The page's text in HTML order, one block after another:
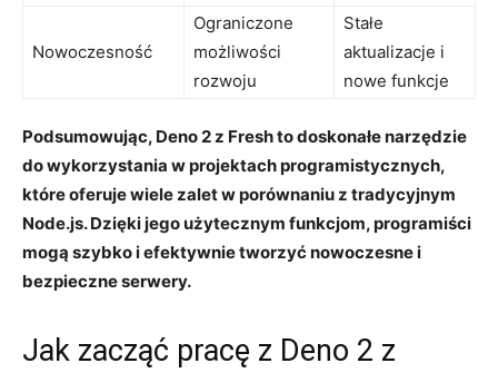
Nowoczesność
Ograniczone ​
możliwości
rozwoju
Stałe
aktualizacje i⁢
nowe funkcje
Podsumowując, Deno ‌2 z Fresh‌ to doskonałe narzędzie
do ‌wykorzystania w projektach programistycznych,
które oferuje wiele zalet ⁣w porównaniu z ​tradycyjnym
Node.js. Dzięki jego ⁣użytecznym funkcjom, programiści
‌mogą szybko i ⁤efektywnie tworzyć nowoczesne i
⁤bezpieczne‍ serwery.
Jak ⁣zacząć pracę ‍z Deno 2‌ z‍